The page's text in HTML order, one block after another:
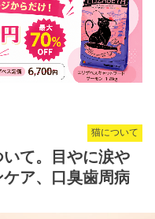
猫について
て。目やに涙や
ア、口臭歯周病